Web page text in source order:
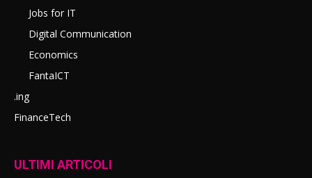
Jobs for IT
Digital Communication
Economics
FantaICT
.ing
FinanceTech
ULTIMI ARTICOLI